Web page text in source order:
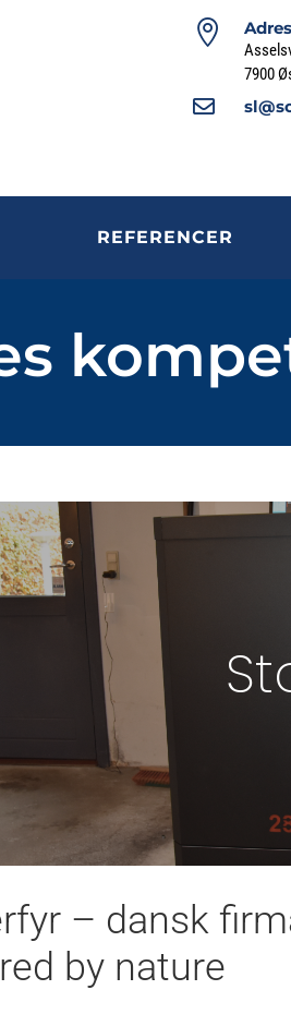

7900

REFERENCER
– dansk
by nature